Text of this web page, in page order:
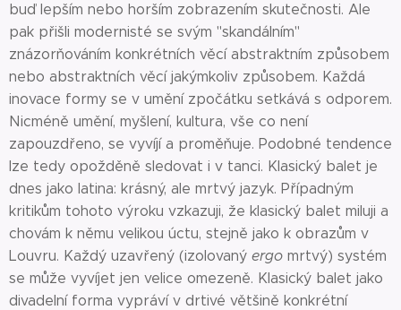
buď lepším nebo horším zobrazením skutečnosti. Ale
pak přišli modernisté se svým "skandálním"
znázorňováním konkrétních věcí abstraktním způsobem
nebo abstraktních věcí jakýmkoliv způsobem. Každá
inovace formy se v umění zpočátku setkává s odporem.
Nicméně umění, myšlení, kultura, vše co není
zapouzdřeno, se vyvíjí a proměňuje. Podobné tendence
lze tedy opožděně sledovat i v tanci. Klasický balet je
dnes jako latina: krásný, ale mrtvý jazyk. Případným
kritikům tohoto výroku vzkazuji, že klasický balet miluji a
chovám k němu velikou úctu, stejně jako k obrazům v
Louvru. Každý uzavřený (izolovaný ergo mrtvý) systém
se může vyvíjet jen velice omezeně. Klasický balet jako
divadelní forma vypráví v drtivé většině konkrétní